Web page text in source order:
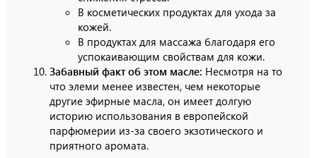
В косметических продуктах для ухода за
кожей.
В продуктах для массажа благодаря его
успокаивающим свойствам для кожи.
Забавный факт об этом масле: Несмотря на то
что элеми менее известен, чем некоторые
другие эфирные масла, он имеет долгую
историю использования в европейской
парфюмерии из-за своего экзотического и
приятного аромата.